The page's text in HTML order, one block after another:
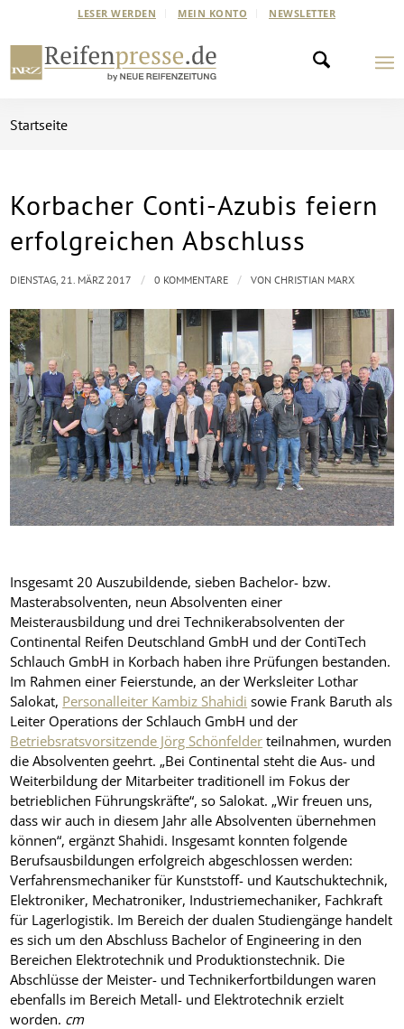
LESER WERDEN MEIN KONTO NEWSLETTER
Startseite
Korbacher Conti-Azubis feiern
erfolgreichen Abschluss
Insgesamt 20 Auszubildende, sieben Bachelor- bzw.
Masterabsolventen, neun Absolventen einer
Meisterausbildung und drei Technikerabsolventen der
Continental Reifen Deutschland GmbH und der ContiTech
Schlauch GmbH in Korbach haben ihre Prüfungen bestanden.
Im Rahmen einer Feierstunde, an der Werksleiter Lothar
Salokat, Personalleiter Kambiz Shahidi sowie Frank Baruth als
Leiter Operations der Schlauch GmbH und der
Betriebsratsvorsitzende Jörg Schönfelder teilnahmen, wurden
die Absolventen geehrt. „Bei Continental steht die Aus- und
Weiterbildung der Mitarbeiter traditionell im Fokus der
betrieblichen Führungskräfte“, so Salokat. „Wir freuen uns,
dass wir auch in diesem Jahr alle Absolventen übernehmen
können“, ergänzt Shahidi. Insgesamt konnten folgende
Berufsausbildungen erfolgreich abgeschlossen werden:
Verfahrensmechaniker für Kunststoff- und Kautschuktechnik,
Elektroniker, Mechatroniker, Industriemechaniker, Fachkraft
für Lagerlogistik. Im Bereich der dualen Studiengänge handelt
es sich um den Abschluss Bachelor of Engineering in den
Bereichen Elektrotechnik und Produktionstechnik. Die
Abschlüsse der Meister- und Technikerfortbildungen waren
ebenfalls im Bereich Metall- und Elektrotechnik erzielt
worden. cm
DIENSTAG, 21. MÄRZ 2017 / 0 KOMMENTARE / VONCHRISTIAN MARX